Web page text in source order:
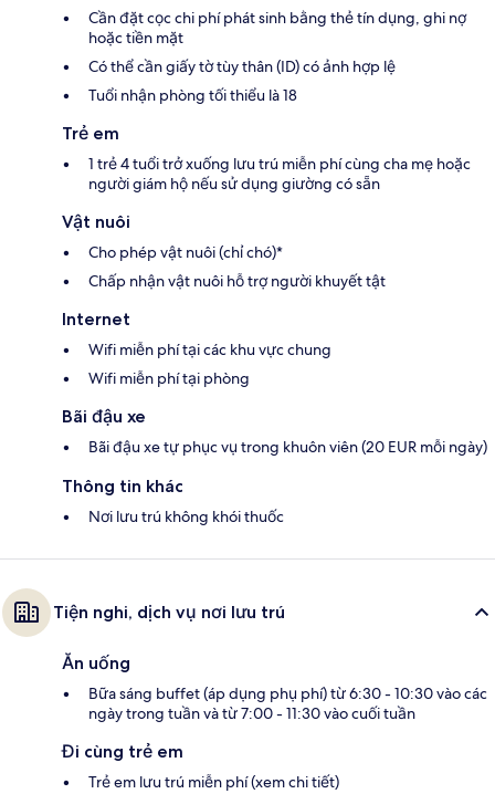
Cần đặt cọc chi phí phát sinh bằng thẻ tín dụng, ghi nợ
hoặc tiền mặt
Có thể cần giấy tờ tùy thân (ID) có ảnh hợp lệ
Tuổi nhận phòng tối thiểu là 18
Trẻ em
1 trẻ 4 tuổi trở xuống lưu trú miễn phí cùng cha mẹ hoặc
người giám hộ nếu sử dụng giường có sẵn
Vật nuôi
Cho phép vật nuôi (chỉ chó)*
Chấp nhận vật nuôi hỗ trợ người khuyết tật
Internet
Wifi miễn phí tại các khu vực chung
Wifi miễn phí tại phòng
Bãi đậu xe
Bãi đậu xe tự phục vụ trong khuôn viên (20 EUR mỗi ngày)
Thông tin khác
Nơi lưu trú không khói thuốc
Tiện nghi, dịch vụ nơi lưu trú
Ăn uống
Bữa sáng buffet (áp dụng phụ phí) từ 6:30 - 10:30 vào các
ngày trong tuần và từ 7:00 - 11:30 vào cuối tuần
Đi cùng trẻ em
Trẻ em lưu trú miễn phí (xem chi tiết)